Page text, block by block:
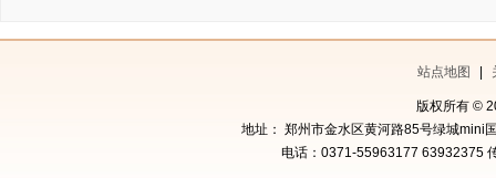
站点地图
版权所有 ©
地址： 郑州市金水区黄河路85号绿城mini
电话：0371-55963177 63932375